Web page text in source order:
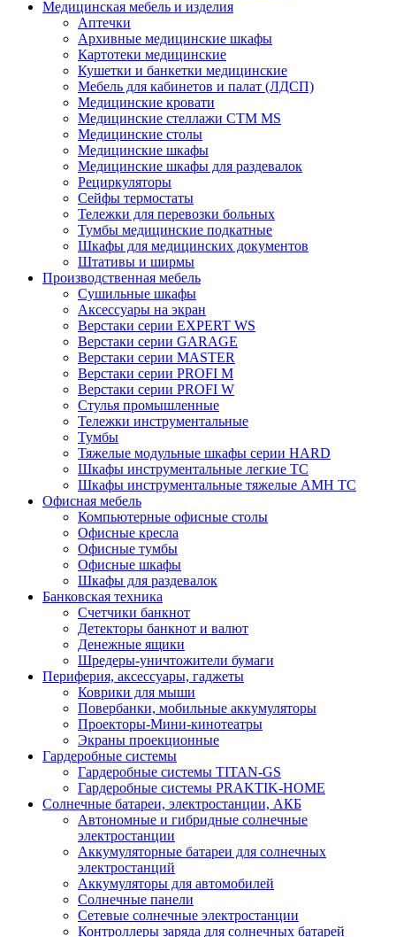
Медицинская мебель и изделия
Аптечки
Архивные медицинские шкафы
Картотеки медицинские
Кушетки и банкетки медицинские
Мебель для кабинетов и палат (ЛДСП)
Медицинские кровати
Медицинские стеллажи CTM MS
Медицинские столы
Медицинские шкафы
Медицинские шкафы для раздевалок
Рециркуляторы
Сейфы термостаты
Тележки для перевозки больных
Тумбы медицинские подкатные
Шкафы для медицинских документов
Штативы и ширмы
Производственная мебель
Cушильные шкафы
Аксессуары на экран
Верстаки серии EXPERT WS
Верстаки серии GARAGE
Верстаки серии MASTER
Верстаки серии PROFI M
Верстаки серии PROFI W
Стулья промышленные
Тележки инструментальные
Тумбы
Тяжелые модульные шкафы серии HARD
Шкафы инструментальные легкие ТС
Шкафы инструментальные тяжелые AMH TC
Офисная мебель
Компьютерные офисные столы
Офисные кресла
Офисные тумбы
Офисные шкафы
Шкафы для раздевалок
Банковская техника
Счетчики банкнот
Детекторы банкнот и валют
Денежные ящики
Шредеры-уничтожители бумаги
Периферия, аксессуары, гаджеты
Коврики для мыши
Повербанки, мобильные аккумуляторы
Проекторы-Мини-кинотеатры
Экраны проекционные
Гардеробные системы
Гардеробные системы TITAN-GS
Гардеробные системы PRAKTIK-HOME
Солнечные батареи, электростанции, АКБ
Автономные и гибридные солнечные
электростанции
Аккумуляторные батареи для солнечных
электростанций
Аккумуляторы для автомобилей
Солнечные панели
Сетевые солнечные электростанции
Контроллеры заряда для солнечных батарей